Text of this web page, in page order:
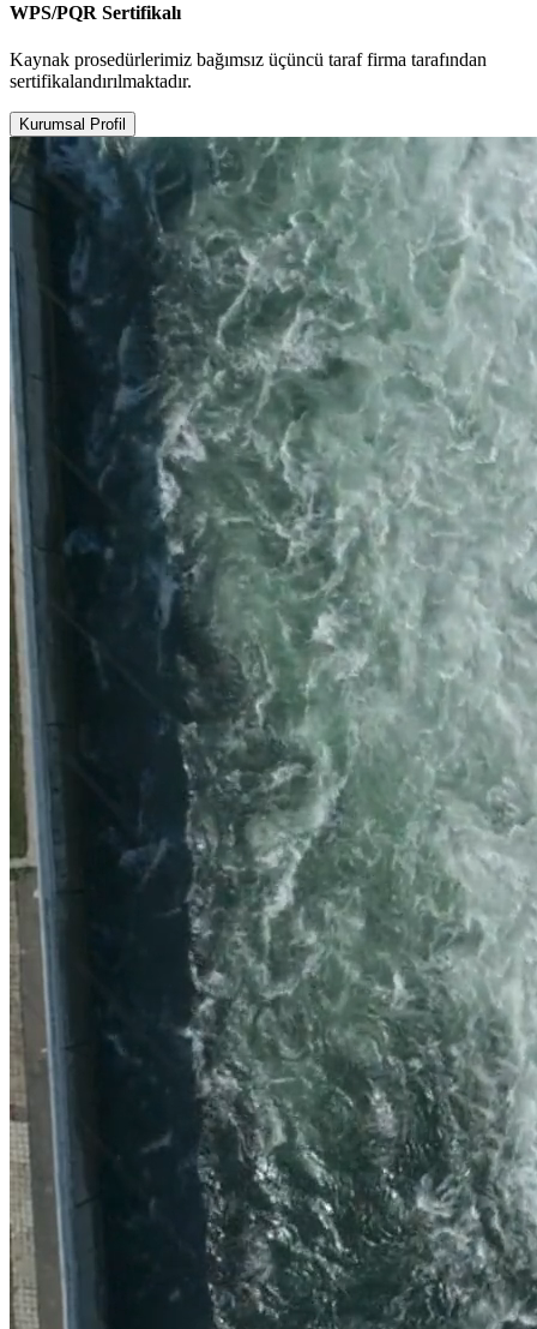
WPS/PQR Sertifikalı
Kaynak prosedürlerimiz bağımsız üçüncü taraf firma tarafından
sertifikalandırılmaktadır.
Kurumsal Profil